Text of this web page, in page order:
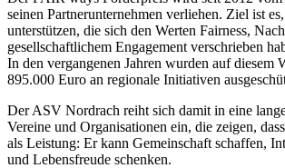
seinen Partnerunternehmen verliehen. Ziel ist
unterstützen, die sich den Werten Fairness,
gesellschaftlichem Engagement verschrieben
In den vergangenen Jahren wurden auf diesem
895.000 Euro an regionale Initiativen
Der ASV Nordrach reiht sich damit in eine
Vereine und Organisationen ein, die zeigen,
als Leistung: Er kann Gemeinschaft schaffen,
und Lebensfreude schenken.